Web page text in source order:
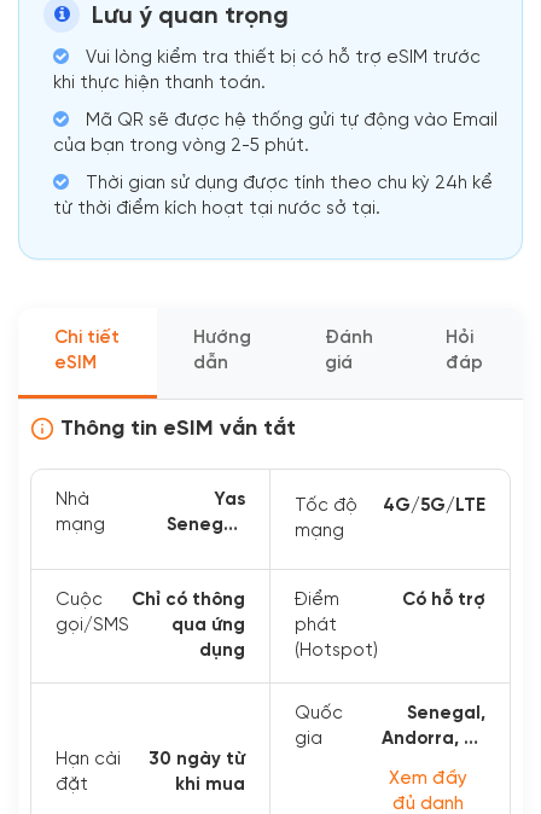
Lưu ý quan trọng
Vui lòng kiểm tra thiết bị có hỗ trợ eSIM trước
khi thực hiện thanh toán.
Mã QR sẽ được hệ thống gửi tự động vào Email
của bạn trong vòng 2-5 phút.
Thời gian sử dụng được tính theo chu kỳ 24h kể
từ thời điểm kích hoạt tại nước sở tại.
Chi tiết
eSIM
Hướng
dẫn
Đánh
giá
Hỏi
đáp
Thông tin eSIM vắn tắt
Nhà
mạng
Yas
Senegal,
Tốc độ
mạng
4G/5G/LTE
Cuộc
gọi/SMS
Chỉ có thông
qua ứng
dụng
Điểm
phát
(Hotspot)
Có hỗ trợ
Hạn cài
đặt
30 ngày từ
khi mua
Quốc
gia
Senegal,
Andorra, Bồ
Xem đầy
đủ danh